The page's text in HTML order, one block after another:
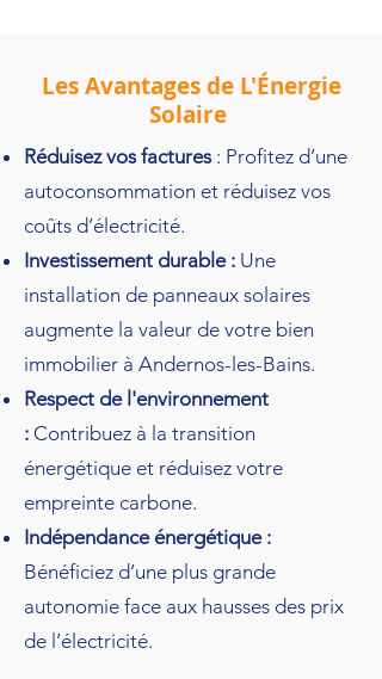
Les Avantages de L'Énergie
Solaire
Réduisez vos factures : Profitez d’une
autoconsommation et réduisez vos
coûts d’électricité.
Investissement durable : Une
installation de panneaux solaires
augmente la valeur de votre bien
immobilier à Andernos-les-Bains.
Respect de l'environnement
: Contribuez à la transition
énergétique et réduisez votre
empreinte carbone.
Indépendance énergétique :
Bénéficiez d’une plus grande
autonomie face aux hausses des prix
de l’électricité.